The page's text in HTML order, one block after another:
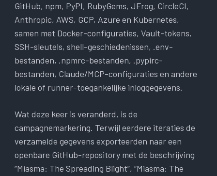
GitHub, npm, PyPI, RubyGems, JFrog, CircleCI,
Anthropic, AWS, GCP, Azure en Kubernetes,
samen met Docker-configuraties, Vault-tokens,
SSH-sleutels, shell-geschiedenissen, .env-
bestanden, .npmrc-bestanden, .pypirc-
bestanden, Claude/MCP-configuraties en andere
lokale of runner-toegankelijke inloggegevens.
Wat deze keer is veranderd, is de
campagnemarkering. Terwijl eerdere iteraties de
verzamelde gegevens exporteerden naar een
openbare GitHub-repository met de beschrijving
“Miasma: The Spreading Blight”, “Miasma: The